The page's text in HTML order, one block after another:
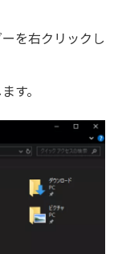
を右クリックし
す。